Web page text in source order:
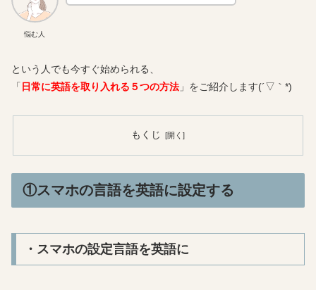
悩む人
という人でも今すぐ始められる、
「 日常に英語を取り入れる５つの方法 」をご紹介します(´▽｀*)
もくじ
①スマホの言語を英語に設定する
・スマホの設定言語を英語に